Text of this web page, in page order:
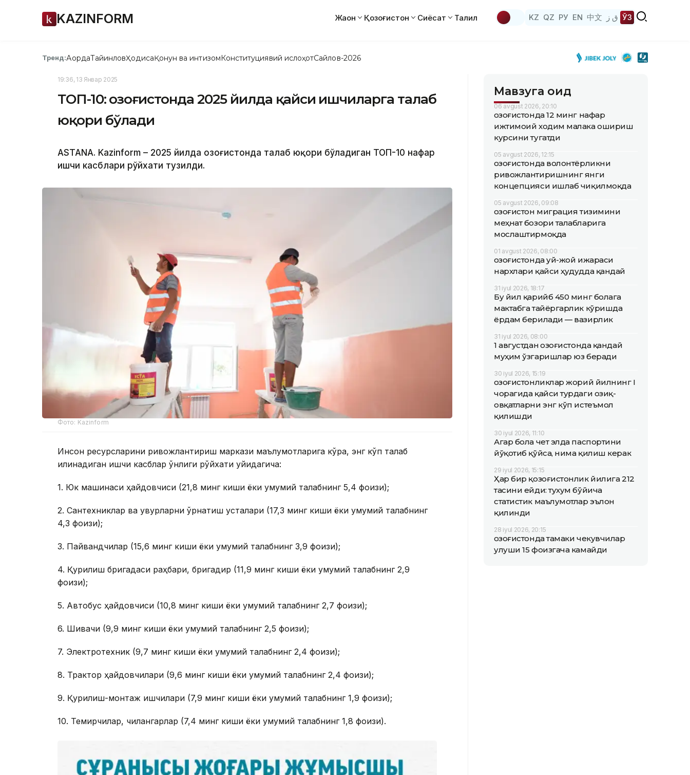
KAZINFORM Жаҳон Қозоғистон Сиёсат Таҳлил KZ QZ РУ EN 中文 ق ز ЎЗ
Тренд:АқордаТайинловҲодисаҚонун ва интизомКонституциявий ислоҳотСайлов-2026
19:36, 13 Январ 2025
ТОП-10: Қозоғистонда 2025 йилда қайси ишчиларга талаб
юқори бўлади
ASTANA. Kazinform – 2025 йилда Қозоғистонда талаб юқори бўладиган ТОП-10 нафар
ишчи касблари рўйхати тузилди.
Фото: Kazinform
Инсон ресурсларини ривожлантириш маркази маълумотларига кўра, энг кўп талаб
қилинадиган ишчи касблар ўнлиги рўйхати қуйидагича:
1. Юк машинаси ҳайдовчиси (21,8 минг киши ёки умумий талабнинг 5,4 фоизи);
2. Сантехниклар ва қувурларни ўрнатиш усталари (17,3 минг киши ёки умумий талабнинг
4,3 фоизи);
3. Пайвандчилар (15,6 минг киши ёки умумий талабнинг 3,9 фоизи);
4. Қурилиш бригадаси раҳбари, бригадир (11,9 минг киши ёки умумий талабнинг 2,9
фоизи);
5. Автобус ҳайдовчиси (10,8 минг киши ёки умумий талабнинг 2,7 фоизи);
6. Шивачи (9,9 минг киши ёки умумий талабнинг 2,5 фоизи);
7. Электротехник (9,7 минг киши ёки умумий талабнинг 2,4 фоизи);
8. Трактор ҳайдовчилари (9,6 минг киши ёки умумий талабнинг 2,4 фоизи);
9. Қурилиш-монтаж ишчилари (7,9 минг киши ёки умумий талабнинг 1,9 фоизи);
10. Темирчилар, чилангарлар (7,4 минг киши ёки умумий талабнинг 1,8 фоизи).
Мавзуга оид
06 avgust 2026, 20:10
Қозоғистонда 12 минг нафар
ижтимоий ходим малака ошириш
курсини тугатди
05 avgust 2026, 12:15
Қозоғистонда волонтёрликни
ривожлантиришнинг янги
концепцияси ишлаб чиқилмоқда
05 avgust 2026, 09:08
Қозоғистон миграция тизимини
меҳнат бозори талабларига
мослаштирмоқда
01 avgust 2026, 08:00
Қозоғистонда уй-жой ижараси
нархлари қайси ҳудудда қандай
31 iyul 2026, 18:17
Бу йил қарийб 450 минг болага
мактабга тайёргарлик кўришда
ёрдам берилади — вазирлик
31 iyul 2026, 08:00
1 августдан Қозоғистонда қандай
муҳим ўзгаришлар юз беради
30 iyul 2026, 15:19
Қозоғистонликлар жорий йилнинг I
чорагида қайси турдаги озиқ-
овқатларни энг кўп истеъмол
қилишди
30 iyul 2026, 11:10
Агар бола чет элда паспортини
йўқотиб қўйса, нима қилиш керак
29 iyul 2026, 15:15
Ҳар бир қозоғистонлик йилига 212
тасини ейди: тухум бўйича
статистик маълумотлар эълон
қилинди
28 iyul 2026, 20:15
Қозоғистонда тамаки чекувчилар
улуши 15 фоизгача камайди